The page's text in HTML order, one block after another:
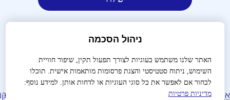
לבירורים והזמנות:03-9488666
נפוצותצור קשר
ניהול הסכמה
האתר שלנו משתמש בעוגיות לצורך תפעול תקין, שיפור חוויית
השימוש, ניתוח סטטיסטי והצגת פרסומות מותאמות אישית. תוכלו
לבחור אם לאפשר את כל סוגי העוגיות או לדחות אותן. למידע נוסף:
מדיניות פרטיות